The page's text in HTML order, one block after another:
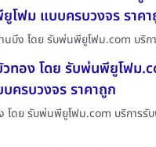
โฟม แบบครบวงจร ราค
บึง โดย รับพ่นพียูโฟม.com บริก
ทอง โดย รับพ่นพียูโฟม
รบวงจร ราคาถูก
โดย รับพ่นพียูโฟม.com บริการ